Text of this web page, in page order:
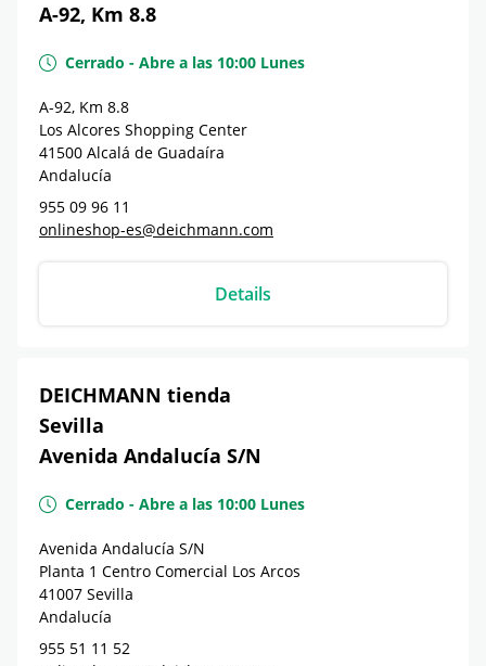
A-92, Km 8.8
Cerrado - Abre a las 10:00 Lunes
A-92, Km 8.8
Los Alcores Shopping Center
41500 Alcalá de Guadaíra
Andalucía
955 09 96 11
onlineshop-es@deichmann.com
Details
DEICHMANN tienda
Sevilla
Avenida Andalucía S/N
Cerrado - Abre a las 10:00 Lunes
Avenida Andalucía S/N
Planta 1 Centro Comercial Los Arcos
41007 Sevilla
Andalucía
955 51 11 52